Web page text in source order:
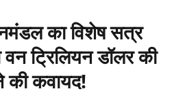
का विशेष सत्र
वन ट्रिलियन डॉलर की
की कवायद!